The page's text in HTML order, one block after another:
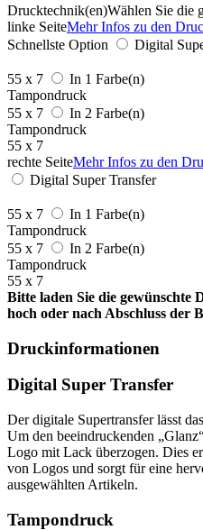
Drucktechnik(en)Wählen Sie die
linke SeiteMehr Infos zu den
Schnellste Option
Digital
55 x 7
In 1 Farbe(n)
Tampondruck
55 x 7
In 2 Farbe(n)
Tampondruck
55 x 7
rechte SeiteMehr Infos zu den
Digital Super Transfer
55 x 7
In 1 Farbe(n)
Tampondruck
55 x 7
In 2 Farbe(n)
Tampondruck
55 x 7
Bitte laden Sie die
hoch oder nach Abschluss der
Druckinformationen
Digital Super Transfer
Der digitale Supertransfer lässt
Um den beeindruckenden
Logo mit Lack überzogen. Dies
von Logos und sorgt für eine
ausgewählten Artikeln.
Tampondruck